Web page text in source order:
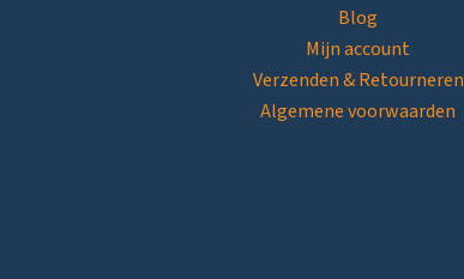
Blog
Mijn account
Verzenden & Retourneren
Algemene voorwaarden